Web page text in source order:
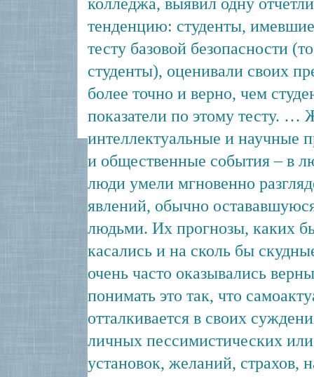
тенденцию: студенты,
тесту базовой безопасности
студенты), оценивали своих
более точно и верно, чем
показатели по этому тесту. …
интеллектуальные и научные
и общественные события – в
люди умели мгновенно
явлений, обычно
людьми. Их прогнозы, каких
касались и на сколь бы
очень часто оказывались
понимать это так, что
отталкивается в своих
личных пессимистических
установок, желаний, страхов,